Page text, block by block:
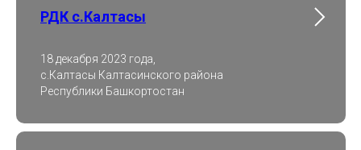
РДК с.Калтасы
18 декабря 2023 года,
с.Калтасы Калтасинского района
Республики Башкортостан